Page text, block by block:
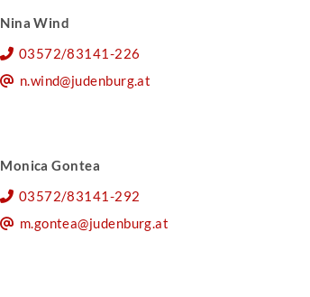
Nina Wind
03572/83141-226
n.wind@judenburg.at
Monica Gontea
03572/83141-292
m.gontea@judenburg.at